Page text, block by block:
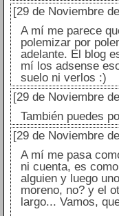
[29 de Noviembre
A mí me parece
polemizar por
adelante. El blog
mí los adsense
suelo ni verlos :)
[29 de Noviembre
También puedes
[29 de Noviembre
A mí me pasa
ni cuenta, es
alguien y luego
moreno, no? y el
largo... Vamos,